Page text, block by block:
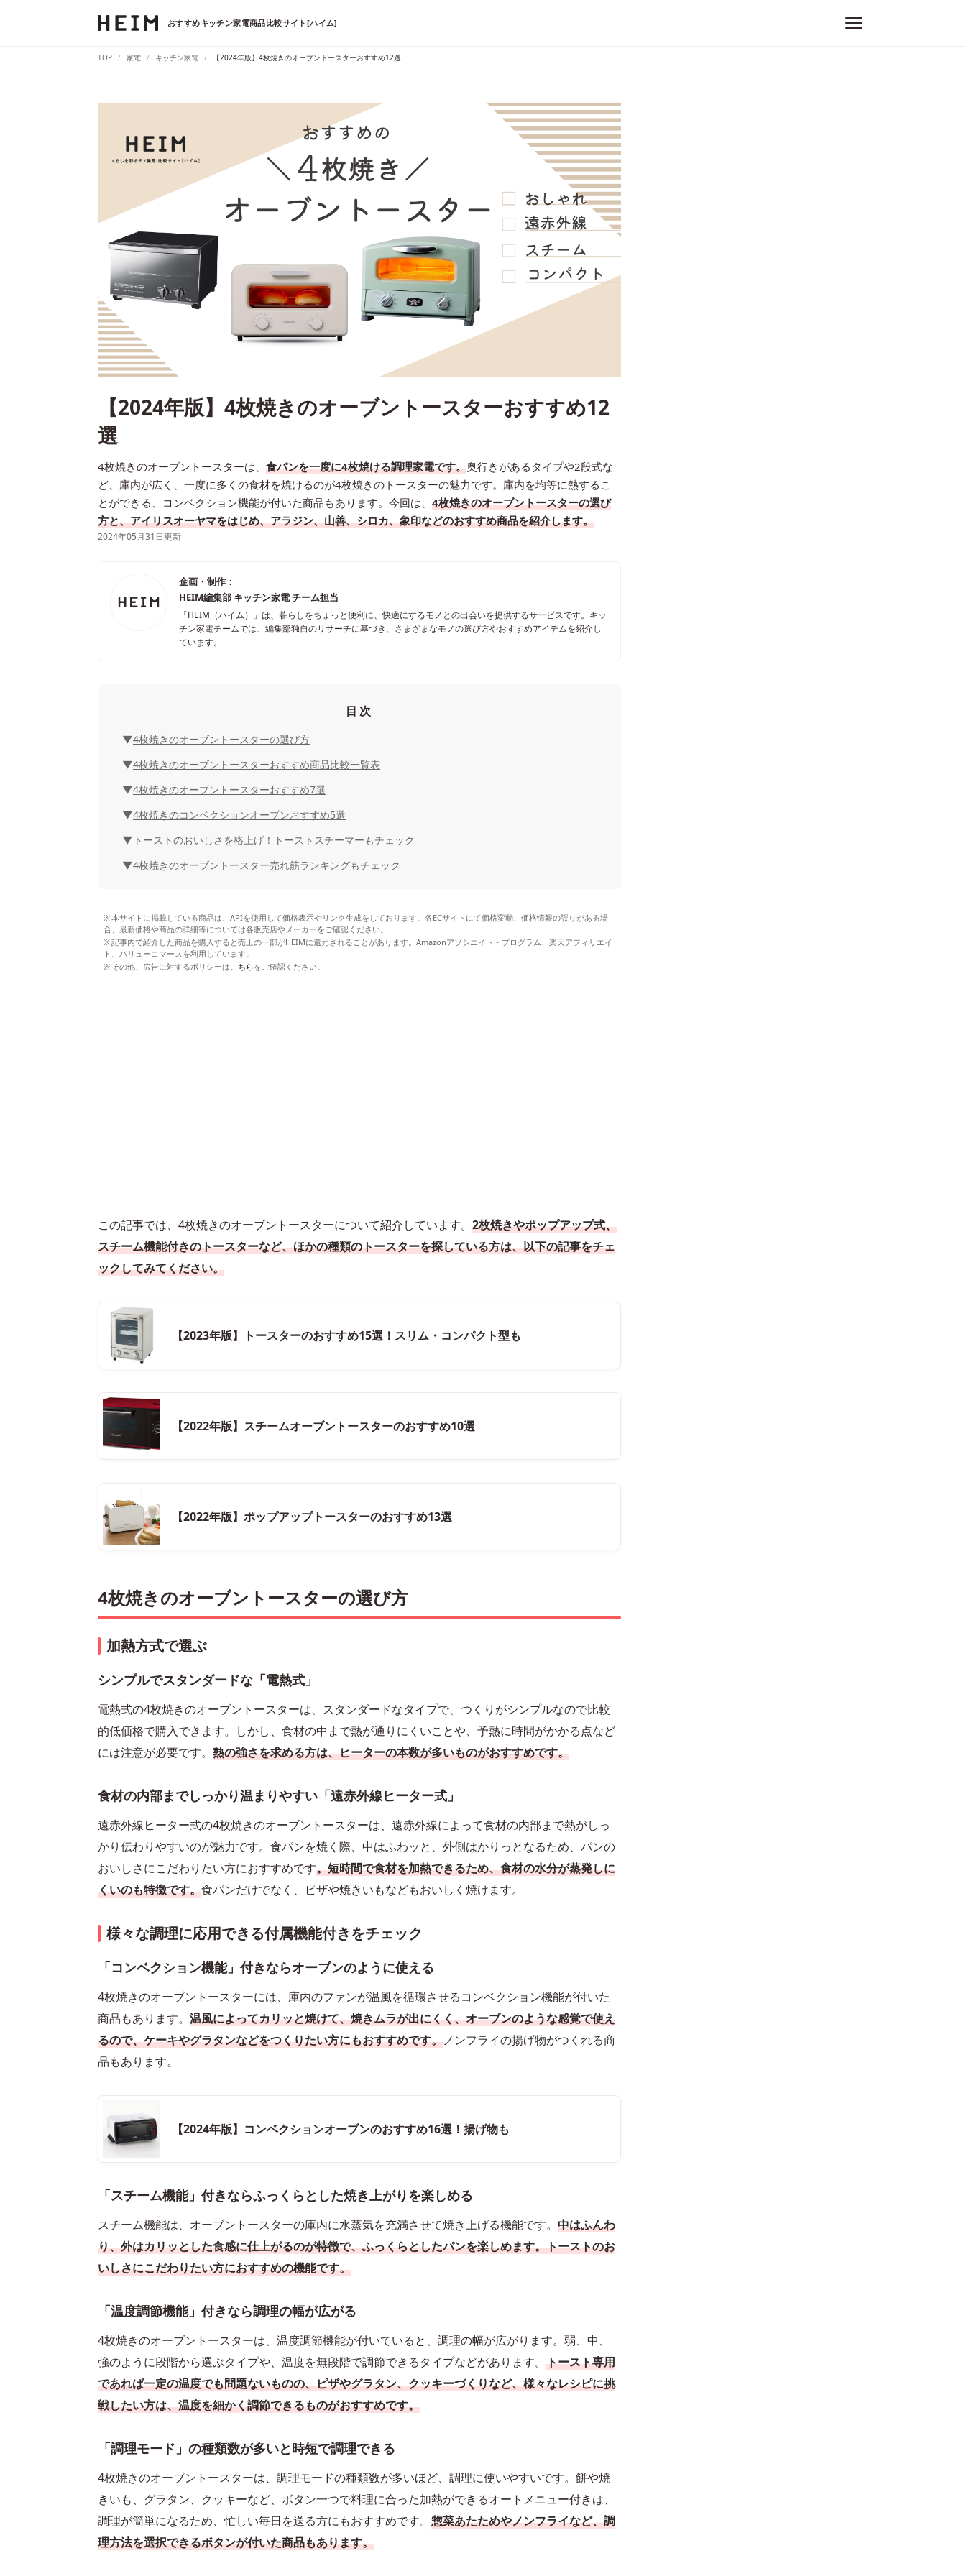
おすすめキッチン家電商品比較サイト[ハイム]
TOP 家電 キッチン家電 【2024年版】4枚焼きのオーブントースターおすすめ12選
【2024年版】4枚焼きのオーブントースターおすすめ12
選
4枚焼きのオーブントースターは、 食パンを一度に4枚焼ける調理家電です。奥行きがあるタイプや2段式な
ど、庫内が広く、一度に多くの食材を焼けるのが4枚焼きのトースターの魅力です。庫内を均等に熱するこ
とができる、コンベクション機能が付いた商品もあります。今回は、 4枚焼きのオーブントースターの選び
方と、アイリスオーヤマをはじめ、アラジン、山善、シロカ、象印などのおすすめ商品を紹介します。
2024年05月31日更新
企画・制作：
HEIM編集部 キッチン家電 チーム担当
「HEIM（ハイム）」は、暮らしをちょっと便利に、快適にするモノとの出会いを提供するサービスです。キッ
チン家電チームでは、編集部独自のリサーチに基づき、さまざまなモノの選び方やおすすめアイテムを紹介し
ています。
目次
4枚焼きのオーブントースターの選び方
4枚焼きのオーブントースターおすすめ商品比較一覧表
4枚焼きのオーブントースターおすすめ7選
4枚焼きのコンベクションオーブンおすすめ5選
トーストのおいしさを格上げ！トーストスチーマーもチェック
4枚焼きのオーブントースター売れ筋ランキングもチェック
本サイトに掲載している商品は、APIを使用して価格表示やリンク生成をしております。各ECサイトにて価格変動、価格情報の誤りがある場
合、最新価格や商品の詳細等については各販売店やメーカーをご確認ください。
記事内で紹介した商品を購入すると売上の一部がHEIMに還元されることがあります。Amazonアソシエイト・プログラム、楽天アフィリエイ
ト、バリューコマースを利用しています。
その他、広告に対するポリシーは こちらをご確認ください。
この記事では、4枚焼きのオーブントースターについて紹介しています。 2枚焼きやポップアップ式、
スチーム機能付きのトースターなど、ほかの種類のトースターを探している方は、以下の記事をチェ
ックしてみてください。
【2023年版】トースターのおすすめ15選！スリム・コンパクト型も
【2022年版】スチームオーブントースターのおすすめ10選
【2022年版】ポップアップトースターのおすすめ13選
4枚焼きのオーブントースターの選び方
加熱方式で選ぶ
シンプルでスタンダードな「電熱式」
電熱式の4枚焼きのオーブントースターは、スタンダードなタイプで、つくりがシンプルなので比較
的低価格で購入できます。しかし、食材の中まで熱が通りにくいことや、予熱に時間がかかる点など
には注意が必要です。 熱の強さを求める方は、ヒーターの本数が多いものがおすすめです。
食材の内部までしっかり温まりやすい「遠赤外線ヒーター式」
遠赤外線ヒーター式の4枚焼きのオーブントースターは、遠赤外線によって食材の内部まで熱がしっ
かり伝わりやすいのが魅力です。食パンを焼く際、中はふわッと、外側はかりっとなるため、パンの
おいしさにこだわりたい方におすすめです。短時間で食材を加熱できるため、食材の水分が蒸発しに
くいのも特徴です。食パンだけでなく、ピザや焼きいもなどもおいしく焼けます。
様々な調理に応用できる付属機能付きをチェック
「コンベクション機能」付きならオーブンのように使える
4枚焼きのオーブントースターには、庫内のファンが温風を循環させるコンベクション機能が付いた
商品もあります。 温風によってカリッと焼けて、焼きムラが出にくく、オーブンのような感覚で使え
るので、ケーキやグラタンなどをつくりたい方にもおすすめです。ノンフライの揚げ物がつくれる商
品もあります。
【2024年版】コンベクションオーブンのおすすめ16選！揚げ物も
「スチーム機能」付きならふっくらとした焼き上がりを楽しめる
スチーム機能は、オーブントースターの庫内に水蒸気を充満させて焼き上げる機能です。 中はふんわ
り、外はカリッとした食感に仕上がるのが特徴で、ふっくらとしたパンを楽しめます。トーストのお
いしさにこだわりたい方におすすめの機能です。
「温度調節機能」付きなら調理の幅が広がる
4枚焼きのオーブントースターは、温度調節機能が付いていると、調理の幅が広がります。弱、中、
強のように段階から選ぶタイプや、温度を無段階で調節できるタイプなどがあります。 トースト専用
であれば一定の温度でも問題ないものの、ピザやグラタン、クッキーづくりなど、様々なレシピに挑
戦したい方は、温度を細かく調節できるものがおすすめです。
「調理モード」の種類数が多いと時短で調理できる
4枚焼きのオーブントースターは、調理モードの種類数が多いほど、調理に使いやすいです。餅や焼
きいも、グラタン、クッキーなど、ボタン一つで料理に合った加熱ができるオートメニュー付きは、
調理が簡単になるため、忙しい毎日を送る方にもおすすめです。 惣菜あたためやノンフライなど、調
理方法を選択できるボタンが付いた商品もあります。